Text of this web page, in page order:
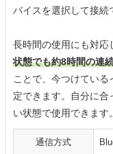
バイスを選択して接続
長時間の使用にも対応
状態でも約8時間の連
ことで、今つけている
定できます。自分に合
い状態で使用できます。
通信方式